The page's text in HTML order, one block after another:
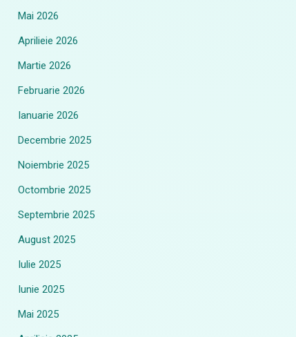
Mai 2026
Aprilieie 2026
Martie 2026
Februarie 2026
Ianuarie 2026
Decembrie 2025
Noiembrie 2025
Octombrie 2025
Septembrie 2025
August 2025
Iulie 2025
Iunie 2025
Mai 2025